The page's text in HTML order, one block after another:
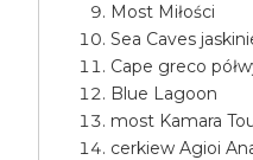
Most Miłości
Sea Caves
Cape greco
Blue Lagoon
most Kamara
cerkiew Agioi